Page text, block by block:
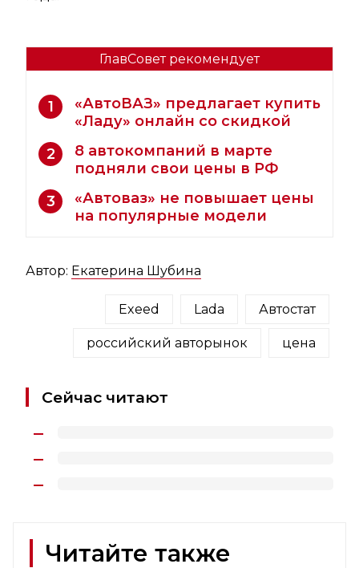
ГлавСовет рекомендует
1
«АвтоВАЗ» предлагает купить
«Ладу» онлайн со скидкой
2
8 автокомпаний в марте
подняли свои цены в РФ
3
«Автоваз» не повышает цены
на популярные модели
Автор: Екатерина Шубина
Exeed Lada Автостат
российский авторынок цена
Сейчас читают
Читайте также